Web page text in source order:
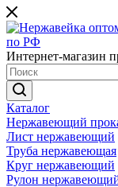
Интернет-магазин
Каталог
Нержавеющий
Лист нержавеющий
Труба нержавеющая
Круг нержавеющий
Рулон